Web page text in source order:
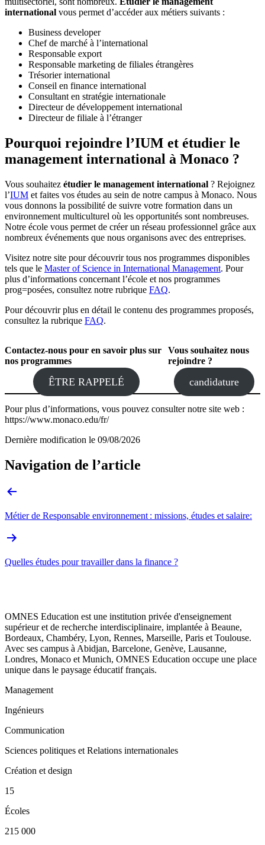
international vous permet d’accéder aux métiers suivants :
Business developer
Chef de marché à l’international
Responsable export
Responsable marketing de filiales étrangères
Trésorier international
Conseil en finance international
Consultant en stratégie internationale
Directeur de développement international
Directeur de filiale à l’étranger
Pourquoi rejoindre l’IUM et étudier le
management international à Monaco ?
Vous souhaitez étudier le management international ? Rejoignez
l’IUM et faites vos études au sein de notre campus à Monaco. Nous
vous donnons la possibilité de suivre votre formation dans un
environnement multiculturel où les opportunités sont nombreuses.
Notre école vous permet de créer un réseau professionnel grâce aux
nombreux événements que nous organisons avec des entreprises.
Visitez notre site pour découvrir tous nos programmes disponibles
tels que le Master of Science in International Management. Pour
plus d’informations concernant l’école et nos programmes
prog=posées, consultez notre rubrique FAQ.
Pour découvrir plus en détail le contenu des programmes proposés,
consultez la rubrique FAQ.
Contactez-nous pour en savoir plus sur
nos programmes
ÊTRE RAPPELÉ
Vous souhaitez nous
rejoindre ?
candidature
Pour plus d’informations, vous pouvez consulter notre site web :
https://www.monaco.edu/fr/
Dernière modification le 09/08/2026
Navigation de l’article
Métier de Responsable environnement : missions, études et salaire:
Quelles études pour travailler dans la finance ?
OMNES Education est une institution privée d'enseignement
supérieur et de recherche interdisciplinaire, implantée à Beaune,
Bordeaux, Chambéry, Lyon, Rennes, Marseille, Paris et Toulouse.
Avec ses campus à Abidjan, Barcelone, Genève, Lausanne,
Londres, Monaco et Munich, OMNES Education occupe une place
unique dans le paysage éducatif français.
Management
Ingénieurs
Communication
Sciences politiques et Relations internationales
Création et design
15
Écoles
215 000